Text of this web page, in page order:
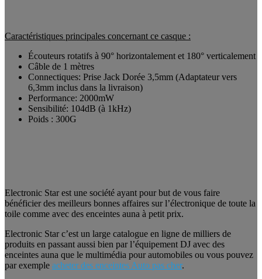
Caractéristiques principales concernant ce casque :
Écouteurs rotatifs à 90° horizontalement et 180° verticalement
Câble de 1 mètres
Connectiques: Prise Jack Dorée 3,5mm (Adaptateur vers
6,3mm inclus dans la livraison)
Performance: 2000mW
Sensibilité: 104dB (à 1kHz)
Poids : 300G
Electronic Star est une société ayant pour but de vous faire
bénéficier des meilleurs bonnes affaires sur l’électronique de toute la
toile comme avec des enceintes auna à petit prix.
Electronic Star c’est un large catalogue en ligne de milliers de
produits en passant aussi bien par l’équipement DJ avec des
enceintes auna que le multimédia pour automobiles ou vous pouvez
par exemple acheter des enceintes Auto pas cher.